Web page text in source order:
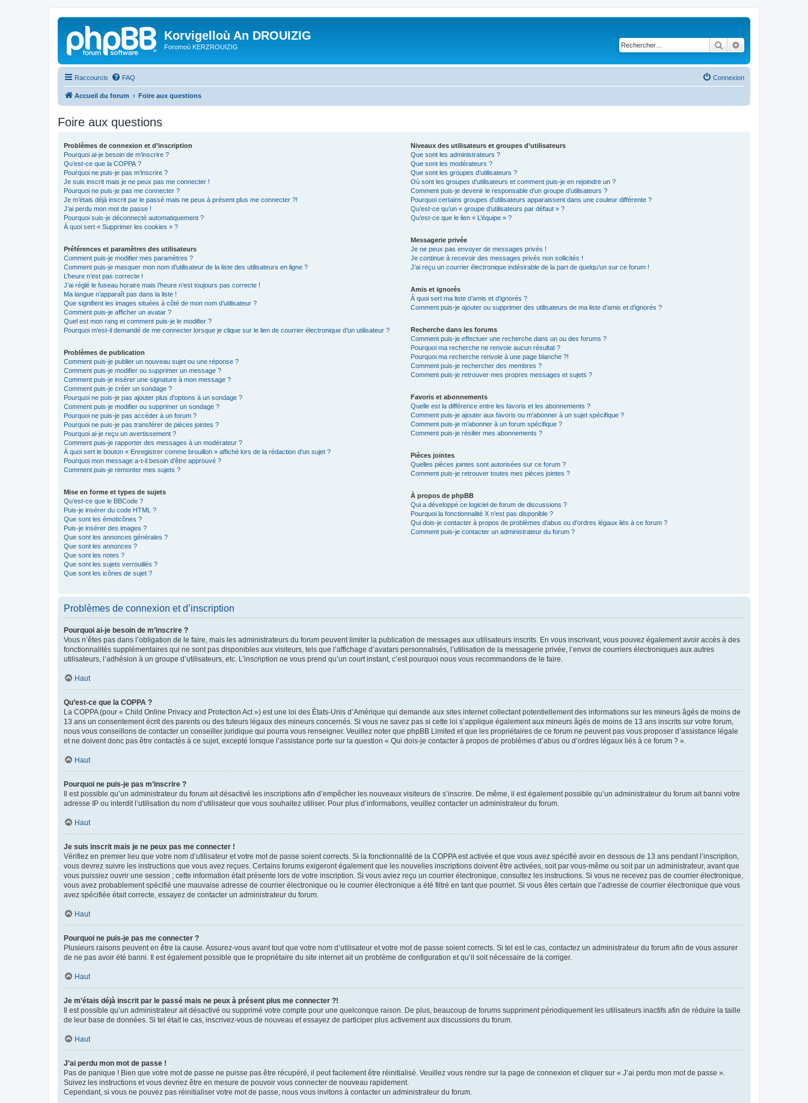
Korvigelloù An DROUIZIG
Foromoù KERZROUIZIG Rechercher
Raccourcis FAQ Connexion
Accueil du forum Foire aux questions
Foire aux questions
Problèmes de connexion et d’inscription
Pourquoi ai-je besoin de m’inscrire ?
Qu’est-ce que la COPPA ?
Pourquoi ne puis-je pas m’inscrire ?
Je suis inscrit mais je ne peux pas me connecter !
Pourquoi ne puis-je pas me connecter ?
Je m’étais déjà inscrit par le passé mais ne peux à présent plus me connecter ?!
J’ai perdu mon mot de passe !
Pourquoi suis-je déconnecté automatiquement ?
À quoi sert « Supprimer les cookies » ?
Préférences et paramètres des utilisateurs
Comment puis-je modifier mes paramètres ?
Comment puis-je masquer mon nom d’utilisateur de la liste des utilisateurs en ligne ?
L’heure n’est pas correcte !
J’ai réglé le fuseau horaire mais l’heure n’est toujours pas correcte !
Ma langue n’apparaît pas dans la liste !
Que signifient les images situées à côté de mon nom d’utilisateur ?
Comment puis-je afficher un avatar ?
Quel est mon rang et comment puis-je le modifier ?
Pourquoi m’est-il demandé de me connecter lorsque je clique sur le lien de courrier électronique d’un utilisateur ?
Problèmes de publication
Comment puis-je publier un nouveau sujet ou une réponse ?
Comment puis-je modifier ou supprimer un message ?
Comment puis-je insérer une signature à mon message ?
Comment puis-je créer un sondage ?
Pourquoi ne puis-je pas ajouter plus d’options à un sondage ?
Comment puis-je modifier ou supprimer un sondage ?
Pourquoi ne puis-je pas accéder à un forum ?
Pourquoi ne puis-je pas transférer de pièces jointes ?
Pourquoi ai-je reçu un avertissement ?
Comment puis-je rapporter des messages à un modérateur ?
À quoi sert le bouton « Enregistrer comme brouillon » affiché lors de la rédaction d’un sujet ?
Pourquoi mon message a-t-il besoin d’être approuvé ?
Comment puis-je remonter mes sujets ?
Mise en forme et types de sujets
Qu’est-ce que le BBCode ?
Puis-je insérer du code HTML ?
Que sont les émoticônes ?
Puis-je insérer des images ?
Que sont les annonces générales ?
Que sont les annonces ?
Que sont les notes ?
Que sont les sujets verrouillés ?
Que sont les icônes de sujet ?
Niveaux des utilisateurs et groupes d’utilisateurs
Que sont les administrateurs ?
Que sont les modérateurs ?
Que sont les groupes d’utilisateurs ?
Où sont les groupes d’utilisateurs et comment puis-je en rejoindre un ?
Comment puis-je devenir le responsable d’un groupe d’utilisateurs ?
Pourquoi certains groupes d’utilisateurs apparaissent dans une couleur différente ?
Qu’est-ce qu’un « groupe d’utilisateurs par défaut » ?
Qu’est-ce que le lien « L’équipe » ?
Messagerie privée
Je ne peux pas envoyer de messages privés !
Je continue à recevoir des messages privés non sollicités !
J’ai reçu un courrier électronique indésirable de la part de quelqu’un sur ce forum !
Amis et ignorés
À quoi sert ma liste d’amis et d’ignorés ?
Comment puis-je ajouter ou supprimer des utilisateurs de ma liste d’amis et d’ignorés ?
Recherche dans les forums
Comment puis-je effectuer une recherche dans un ou des forums ?
Pourquoi ma recherche ne renvoie aucun résultat ?
Pourquoi ma recherche renvoie à une page blanche ?!
Comment puis-je rechercher des membres ?
Comment puis-je retrouver mes propres messages et sujets ?
Favoris et abonnements
Quelle est la différence entre les favoris et les abonnements ?
Comment puis-je ajouter aux favoris ou m’abonner à un sujet spécifique ?
Comment puis-je m’abonner à un forum spécifique ?
Comment puis-je résilier mes abonnements ?
Pièces jointes
Quelles pièces jointes sont autorisées sur ce forum ?
Comment puis-je retrouver toutes mes pièces jointes ?
À propos de phpBB
Qui a développé ce logiciel de forum de discussions ?
Pourquoi la fonctionnalité X n’est pas disponible ?
Qui dois-je contacter à propos de problèmes d’abus ou d’ordres légaux liés à ce forum ?
Comment puis-je contacter un administrateur du forum ?
Problèmes de connexion et d’inscription
Pourquoi ai-je besoin de m’inscrire ?
Vous n’êtes pas dans l’obligation de le faire, mais les administrateurs du forum peuvent limiter la publication de messages aux utilisateurs inscrits. En vous inscrivant, vous pouvez également avoir accès à des
fonctionnalités supplémentaires qui ne sont pas disponibles aux visiteurs, tels que l’affichage d’avatars personnalisés, l’utilisation de la messagerie privée, l’envoi de courriers électroniques aux autres
utilisateurs, l’adhésion à un groupe d’utilisateurs, etc. L’inscription ne vous prend qu’un court instant, c’est pourquoi nous vous recommandons de le faire.
Haut
Qu’est-ce que la COPPA ?
La COPPA (pour « Child Online Privacy and Protection Act ») est une loi des États-Unis d’Amérique qui demande aux sites internet collectant potentiellement des informations sur les mineurs âgés de moins de
13 ans un consentement écrit des parents ou des tuteurs légaux des mineurs concernés. Si vous ne savez pas si cette loi s’applique également aux mineurs âgés de moins de 13 ans inscrits sur votre forum,
nous vous conseillons de contacter un conseiller juridique qui pourra vous renseigner. Veuillez noter que phpBB Limited et que les propriétaires de ce forum ne peuvent pas vous proposer d’assistance légale
et ne doivent donc pas être contactés à ce sujet, excepté lorsque l’assistance porte sur la question « Qui dois-je contacter à propos de problèmes d’abus ou d’ordres légaux liés à ce forum ? ».
Haut
Pourquoi ne puis-je pas m’inscrire ?
Il est possible qu’un administrateur du forum ait désactivé les inscriptions afin d’empêcher les nouveaux visiteurs de s’inscrire. De même, il est également possible qu’un administrateur du forum ait banni votre
adresse IP ou interdit l’utilisation du nom d’utilisateur que vous souhaitez utiliser. Pour plus d’informations, veuillez contacter un administrateur du forum.
Haut
Je suis inscrit mais je ne peux pas me connecter !
Vérifiez en premier lieu que votre nom d’utilisateur et votre mot de passe soient corrects. Si la fonctionnalité de la COPPA est activée et que vous avez spécifié avoir en dessous de 13 ans pendant l’inscription,
vous devrez suivre les instructions que vous avez reçues. Certains forums exigeront également que les nouvelles inscriptions doivent être activées, soit par vous-même ou soit par un administrateur, avant que
vous puissiez ouvrir une session ; cette information était présente lors de votre inscription. Si vous aviez reçu un courrier électronique, consultez les instructions. Si vous ne recevez pas de courrier électronique,
vous avez probablement spécifié une mauvaise adresse de courrier électronique ou le courrier électronique a été filtré en tant que pourriel. Si vous êtes certain que l’adresse de courrier électronique que vous
avez spécifiée était correcte, essayez de contacter un administrateur du forum.
Haut
Pourquoi ne puis-je pas me connecter ?
Plusieurs raisons peuvent en être la cause. Assurez-vous avant tout que votre nom d’utilisateur et votre mot de passe soient corrects. Si tel est le cas, contactez un administrateur du forum afin de vous assurer
de ne pas avoir été banni. Il est également possible que le propriétaire du site internet ait un problème de configuration et qu’il soit nécessaire de la corriger.
Haut
Je m’étais déjà inscrit par le passé mais ne peux à présent plus me connecter ?!
Il est possible qu’un administrateur ait désactivé ou supprimé votre compte pour une quelconque raison. De plus, beaucoup de forums suppriment périodiquement les utilisateurs inactifs afin de réduire la taille
de leur base de données. Si tel était le cas, inscrivez-vous de nouveau et essayez de participer plus activement aux discussions du forum.
Haut
J’ai perdu mon mot de passe !
Pas de panique ! Bien que votre mot de passe ne puisse pas être récupéré, il peut facilement être réinitialisé. Veuillez vous rendre sur la page de connexion et cliquer sur « J’ai perdu mon mot de passe ».
Suivez les instructions et vous devriez être en mesure de pouvoir vous connecter de nouveau rapidement.
Cependant, si vous ne pouvez pas réinitialiser votre mot de passe, nous vous invitons à contacter un administrateur du forum.